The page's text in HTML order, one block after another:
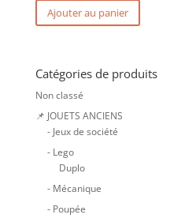
Ajouter au panier
Catégories de produits
Non classé
📌 JOUETS ANCIENS
- Jeux de société
- Lego
Duplo
- Mécanique
- Poupée